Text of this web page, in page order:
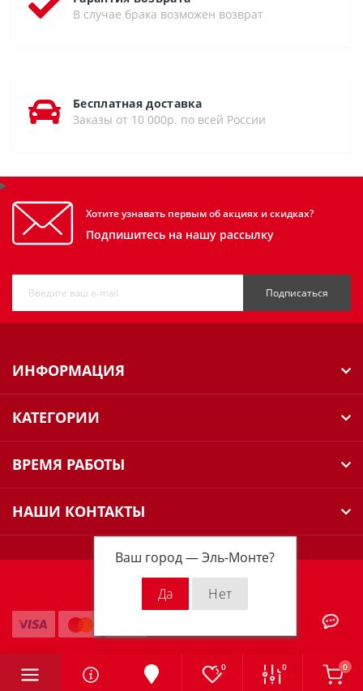
Ваш город —Эль-Монте?
0 0 0
В случае брака возможен возврат
Бесплатная доставка
Заказы от 10 000р. по всей России
Хотите узнавать первым об акциях и скидках?
Подпишитесь на нашу рассылку
Подписаться
ИНФОРМАЦИЯ
КАТЕГОРИИ
ВРЕМЯ РАБОТЫ
НАШИ КОНТАКТЫ
Milwaukee Russia © 2026